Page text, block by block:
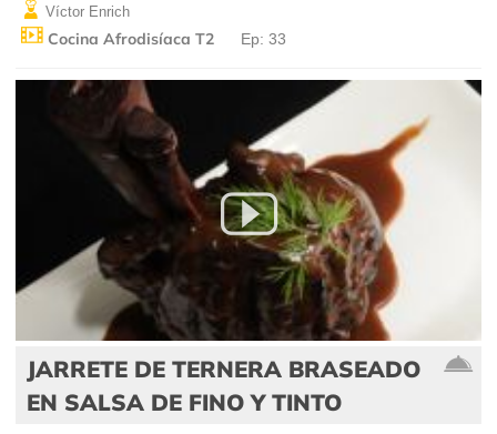
Víctor Enrich
Cocina Afrodisíaca T2 Ep: 33
JARRETE DE TERNERA BRASEADO
EN SALSA DE FINO Y TINTO